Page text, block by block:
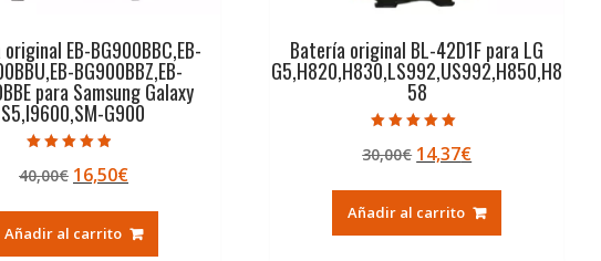
EB-BG900BBC,EB-
BG900BBZ,EB-
para Samsung Galaxy
S5,I9600,SM-G900
4.50
de 5
40,00€ El
original
era:
16,50€El
actual
es:
Añadir al carrito
Batería original BL-42D1F para LG
G5,H820,H830,LS992,US992,H850,H8
58
5.00
de 5
30,00€ El
original
era:
14,37€El
actual
es:
Añadir al carrito